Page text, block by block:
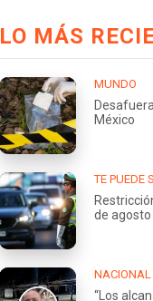
LO MÁS
MUNDO
México
TE PUEDE
de agosto
NACIONAL
“Los